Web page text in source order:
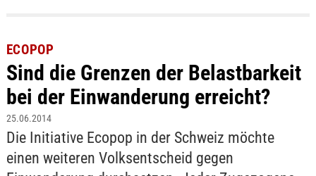
ECOPOP
Sind die Grenzen der Belastbarkeit
bei der Einwanderung erreicht?
25.06.2014
Die Initiative Ecopop in der Schweiz möchte
einen weiteren Volksentscheid gegen